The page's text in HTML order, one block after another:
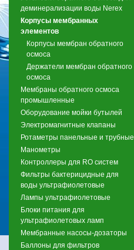
деминерализации воды Nerex
Корпусы мембранных
элементов
Корпусы мембран обратного
осмоса
Держатели мембран обратного
осмоса
Мембраны обратного осмоса
промышленные
Оборудование мойки бутылей
Электромагнитные клапаны
Ротаметры панельные и трубные
Манометры
Контроллеры для RO систем
Фильтры бактерицидные для
воды ультрафиолетовые
Лампы ультрафиолетовые
Блоки питания для
ультрафиолетовых ламп
Мембранные насосы-дозаторы
Баллоны для фильтров